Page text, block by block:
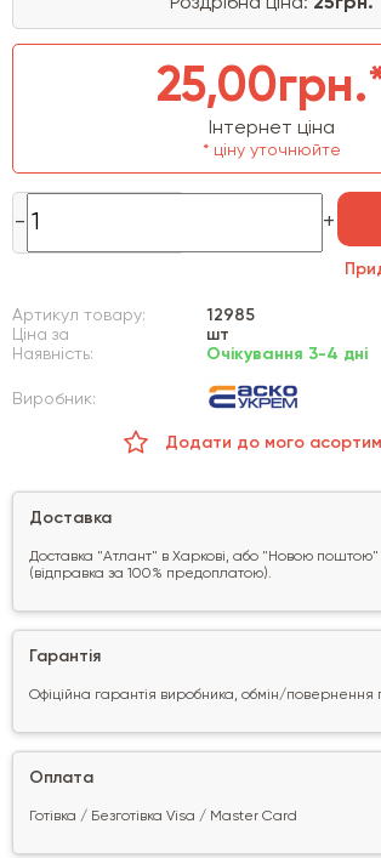
Інтернет ціна
* ціну уточнюйте
Артикул товару:
12985
Ціна за
шт
Наявність:
Очікування 3-4 дні
Виробник:
Додати до мого
Доставка
Доставка "Атлант" в Харкові, або "Новою поштою"
(відправка за 100% предоплатою).
Гарантія
Офіційна гарантія виробника, обмін/повернення
Оплата
Готівка / Безготівка Visa / Master Card